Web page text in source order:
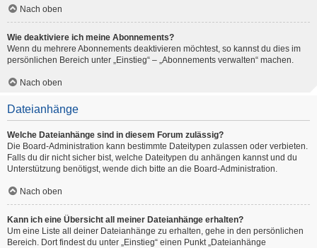
Nach oben
Wie deaktiviere ich meine Abonnements?
Wenn du mehrere Abonnements deaktivieren möchtest, so kannst du dies im
persönlichen Bereich unter „Einstieg“ – „Abonnements verwalten“ machen.
Nach oben
Dateianhänge
Welche Dateianhänge sind in diesem Forum zulässig?
Die Board-Administration kann bestimmte Dateitypen zulassen oder verbieten.
Falls du dir nicht sicher bist, welche Dateitypen du anhängen kannst und du
Unterstützung benötigst, wende dich bitte an die Board-Administration.
Nach oben
Kann ich eine Übersicht all meiner Dateianhänge erhalten?
Um eine Liste all deiner Dateianhänge zu erhalten, gehe in den persönlichen
Bereich. Dort findest du unter „Einstieg“ einen Punkt „Dateianhänge